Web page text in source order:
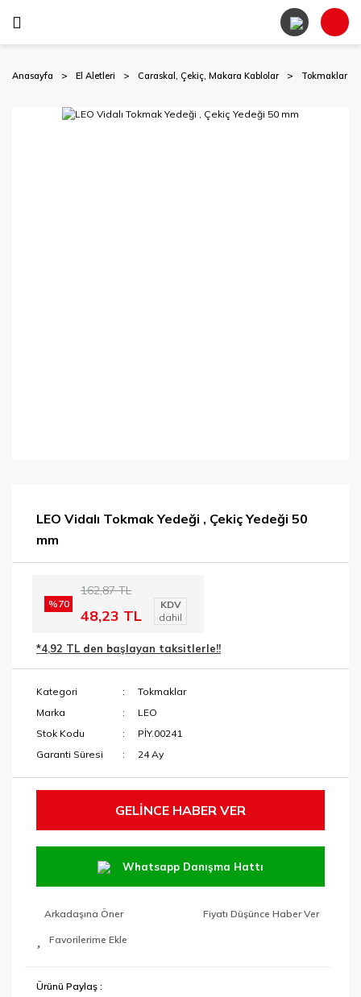
Anasayfa El Aletleri Caraskal, Çekiç, Makara Kablolar Tokmaklar
LEO Vidalı Tokmak Yedeği , Çekiç Yedeği 50
mm
%70
162,87 TL
48,23 TL
KDV
dahil
*4,92 TL den başlayan taksitlerle!!
Kategori
Tokmaklar
Marka
LEO
Stok Kodu
PİY.00241
Garanti Süresi
24 Ay
GELİNCE HABER VER
Whatsapp Danışma Hattı
Arkadaşına Öner Fiyatı Düşünce Haber Ver
Ürünü Paylaş :